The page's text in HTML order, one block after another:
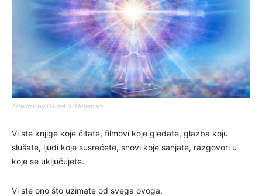
Artwork by Daniel B. Holeman
Vi ste knjige koje čitate, filmovi koje gledate, glazba koju
slušate, ljudi koje susrećete, snovi koje sanjate, razgovori u
koje se uključujete.
Vi ste ono što uzimate od svega ovoga.